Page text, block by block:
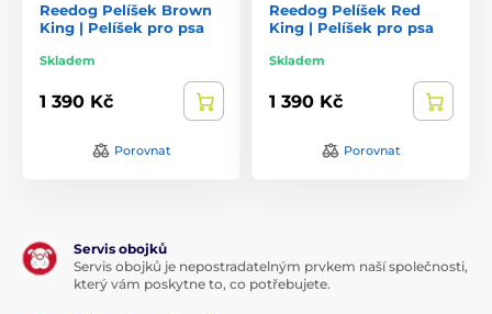
Reedog Pelíšek Brown
King | Pelíšek pro psa
Skladem
1 390 Kč
Porovnat
Reedog Pelíšek Red
King | Pelíšek pro psa
Skladem
1 390 Kč
Porovnat
Servis obojků
Servis obojků je nepostradatelným prvkem naší společnosti,
který vám poskytne to, co potřebujete.